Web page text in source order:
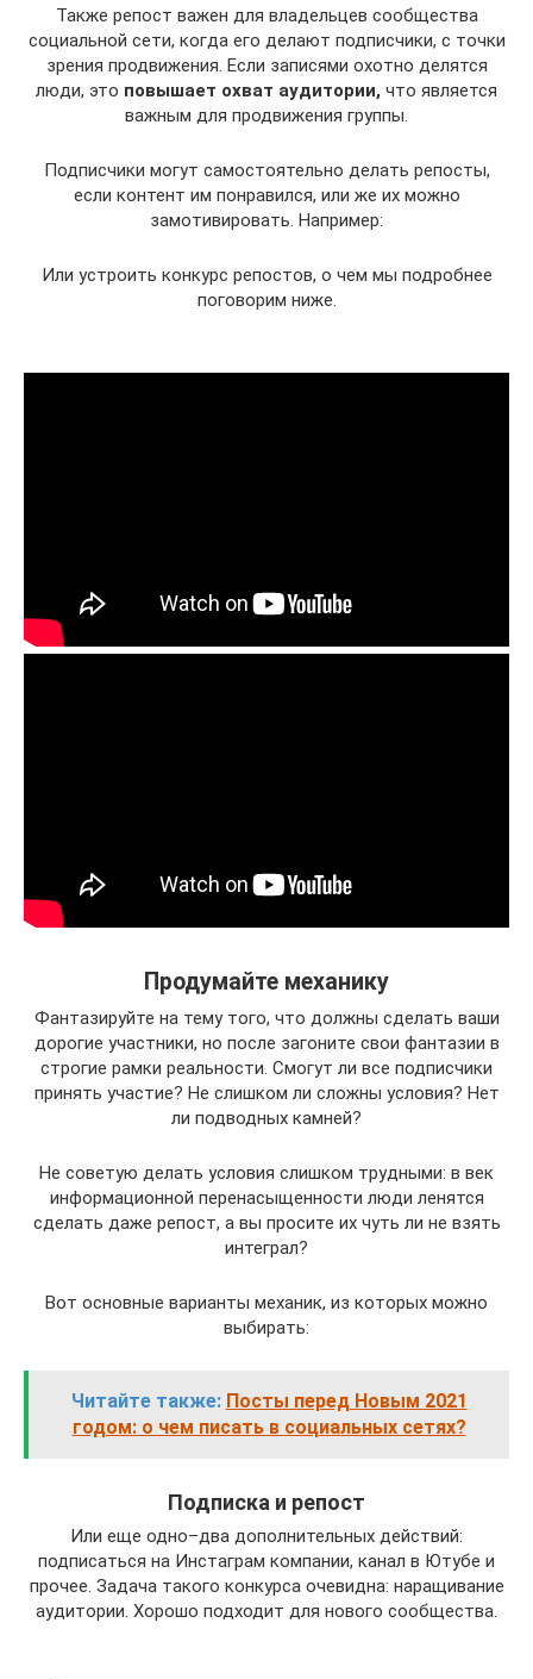
Также репост важен для владельцев сообщества
социальной сети, когда его делают подписчики, с точки
зрения продвижения. Если записями охотно делятся
люди, это повышает охват аудитории, что является
важным для продвижения группы.
Подписчики могут самостоятельно делать репосты,
если контент им понравился, или же их можно
замотивировать. Например:
Или устроить конкурс репостов, о чем мы подробнее
поговорим ниже.
Продумайте механику
Фантазируйте на тему того, что должны сделать ваши
дорогие участники, но после загоните свои фантазии в
строгие рамки реальности. Смогут ли все подписчики
принять участие? Не слишком ли сложны условия? Нет
ли подводных камней?
Не советую делать условия слишком трудными: в век
информационной перенасыщенности люди ленятся
сделать даже репост, а вы просите их чуть ли не взять
интеграл?
Вот основные варианты механик, из которых можно
выбирать:
Читайте также: Посты перед Новым 2021
годом: о чем писать в социальных сетях?
Подписка и репост
Или еще одно–два дополнительных действий:
подписаться на Инстаграм компании, канал в Ютубе и
прочее. Задача такого конкурса очевидна: наращивание
аудитории. Хорошо подходит для нового сообщества.